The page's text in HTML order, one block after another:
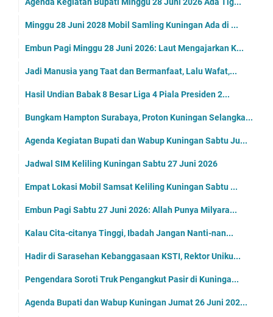
Minggu 28 Juni 2028 Mobil Samling Kuningan Ada di ...
Embun Pagi Minggu 28 Juni 2026: Laut Mengajarkan K...
Jadi Manusia yang Taat dan Bermanfaat, Lalu Wafat,...
Hasil Undian Babak 8 Besar Liga 4 Piala Presiden 2...
Bungkam Hampton Surabaya, Proton Kuningan Selangka...
Agenda Kegiatan Bupati dan Wabup Kuningan Sabtu Ju...
Jadwal SIM Keliling Kuningan Sabtu 27 Juni 2026
Empat Lokasi Mobil Samsat Keliling Kuningan Sabtu ...
Embun Pagi Sabtu 27 Juni 2026: Allah Punya Milyara...
Kalau Cita-citanya Tinggi, Ibadah Jangan Nanti-nan...
Hadir di Sarasehan Kebanggasaan KSTI, Rektor Uniku...
Pengendara Soroti Truk Pengangkut Pasir di Kuninga...
Agenda Bupati dan Wabup Kuningan Jumat 26 Juni 202...